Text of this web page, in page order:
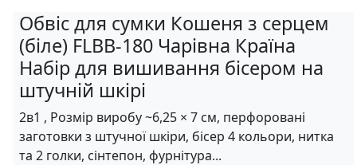
Обвіс для сумки Кошеня з серцем
(біле) FLBB-180 Чарівна Країна
Набір для вишивання бісером на
штучній шкірі
2в1 , Розмір виробу ~6,25 × 7 см, перфоровані
заготовки з штучної шкіри, бісер 4 кольори, нитка
та 2 голки, сінтепон, фурнітура...